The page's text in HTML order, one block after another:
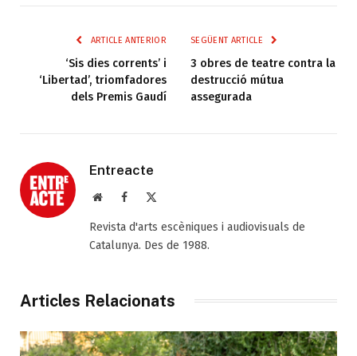
ARTICLE ANTERIOR
‘Sis dies corrents’ i
‘Libertad’, triomfadores
dels Premis Gaudí
SEGÜENT ARTICLE
3 obres de teatre contra la
destrucció mútua
assegurada
Entreacte
Web Facebook
Revista d'arts escèniques i audiovisuals de
Catalunya. Des de 1988.
Articles Relacionats